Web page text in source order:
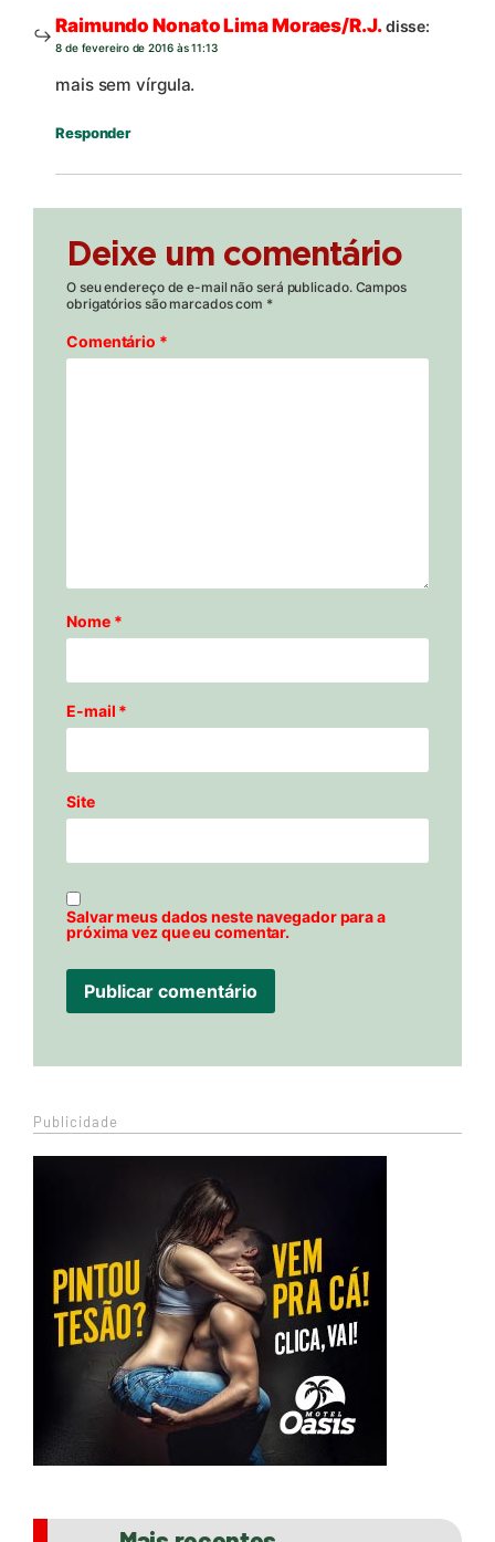
Raimundo Nonato Lima Moraes/R.J.disse:
8 de fevereiro de 2016 às 11:13
mais sem vírgula.
Responder
Deixe um comentário
O seu endereço de e-mail não será publicado. Campos
obrigatórios são marcados com *
Comentário *
Nome *
E-mail *
Site
Salvar meus dados neste navegador para a
próxima vez que eu comentar.
Publicidade